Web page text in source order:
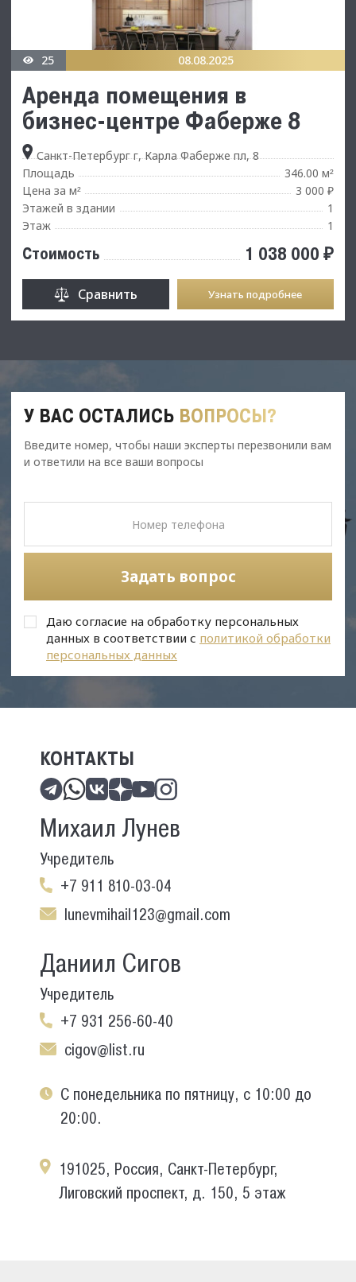
25 08.08.2025
Аренда помещения в
бизнес-центpe Фaбepжe 8
Санкт-Петербург г, Карла Фаберже пл, 8
Площадь
346.00 м²
Цена за м²
3 000 ₽
Этажей в здании
1
Этаж
1
Стоимость 1 038 000 ₽
Сравнить Узнать подробнее
У ВАС ОСТАЛИСЬ ВОПРОСЫ?
Введите номер, чтобы наши эксперты перезвонили вам
и ответили на все ваши вопросы
Задать вопрос
Даю согласие на обработку персональных
данных в соответствии с политикой обработки
персональных данных
КОНТАКТЫ
Михаил Лунев
Учредитель
+7 911 810-03-04
lunevmihail123@gmail.com
Даниил Сигов
Учредитель
+7 931 256-60-40
cigov@list.ru
С понедельника по пятницу, с 10:00 до
20:00.
191025, Россия, Санкт-Петербург,
Лиговский проспект, д. 150, 5 этаж